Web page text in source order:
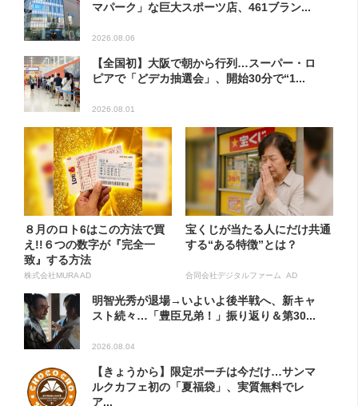
マパーク」な巨大スポーツ店、461ブラン...
2026.08.06
【全国初】大阪で朝から行列…スーパー・ロ
ピアで「どデカ抽選会」、開始30分で“1...
2026.08.01
８月のロト6はこの方法で買
え!!６つの数字が『完全一
致』する方法
株式会社MURA AD
宝くじが当たる人にだけ共通
する“ある特徴”とは？
合同会社デジタルファーム AD
明智光秀が退場→いよいよ後半戦へ、新キャ
スト続々…「豊臣兄弟！」振り返り＆第30...
2026.08.04
【きょうから】限定ポーチは今だけ…サンマ
ルクカフェ初の「夏福袋」、実質無料でレ
ア...